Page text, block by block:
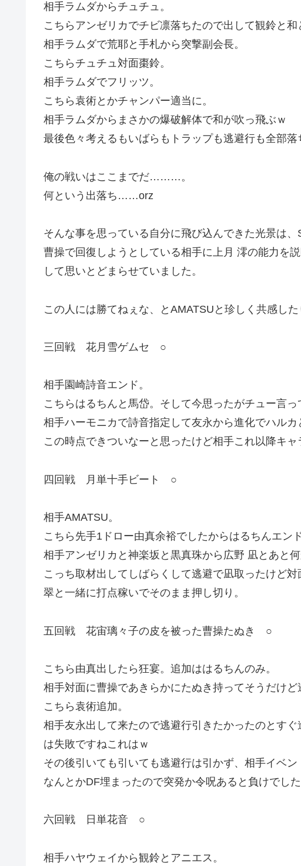
相手ラムダからチュチュ。
こちらアンゼリカでチビ凛落ちたので出して観鈴と和
相手ラムダで荒耶と手札から突撃副会長。
こちらチュチュ対面棗鈴。
相手ラムダでフリッツ。
こちら袁術とかチャンパー適当に。
相手ラムダからまさかの爆破解体で和が吹っ飛ぶｗ
最後色々考えるもいばらもトラップも逃避行も全部落
俺の戦いはここまでだ………。
何という出落ち……orz
そんな事を思っている自分に飛び込んできた光景は、
曹操で回復しようとしている相手に上月 澪の能力を
して思いとどまらせていました。
この人には勝てねぇな、とAMATSUと珍しく共感した
三回戦 花月雪ゲムセ ○
相手園崎詩音エンド。
こちらはるちんと馬岱。そして今思ったがチュー言っ
相手ハーモニカで詩音指定して友永から進化でハルカ
この時点できついなーと思ったけど相手これ以降キャ
四回戦 月単十手ビート ○
相手AMATSU。
こちら先手1ドロー由真余裕でしたからはるちんエンド
相手アンゼリカと神楽坂と黒真珠から広野 凪とあと何
こっち取材出してしばらくして逃避で凪取ったけど
翠と一緒に打点稼いでそのまま押し切り。
五回戦 花宙璃々子の皮を被った曹操たぬき ○
こちら由真出したら狂宴。追加ははるちんのみ。
相手対面に曹操であきらかにたぬき持ってそうだけ
こちら袁術追加。
相手友永出して来たので逃避行引きたかったのとす
は失敗ですねこれはｗ
その後引いても引いても逃避行は引かず、相手イベ
なんとかDF埋まったので突発か令呪あると負けでし
六回戦 日単花音 ○
相手ハヤウェイから観鈴とアニエス。